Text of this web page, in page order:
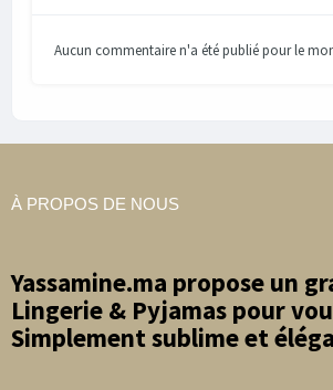
Aucun commentaire n'a été publié pour le
À PROPOS DE NOUS
Yassamine.ma propose un
Lingerie & Pyjamas pour
Simplement sublime et